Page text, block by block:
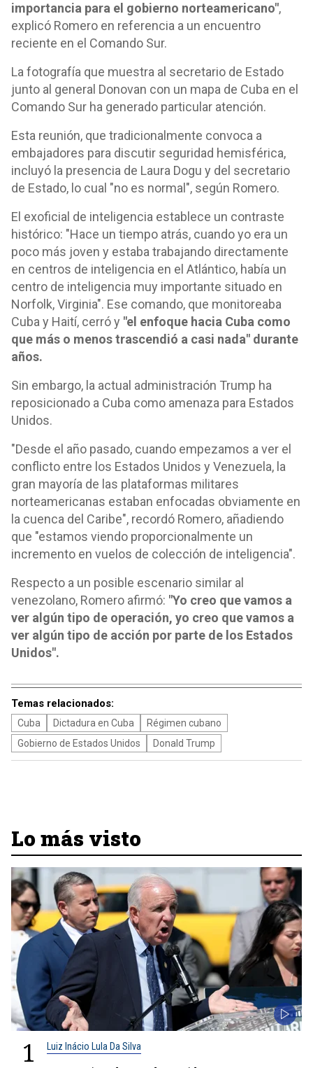
importancia para el gobierno norteamericano",
explicó Romero en referencia a un encuentro
reciente en el Comando Sur.
La fotografía que muestra al secretario de Estado
junto al general Donovan con un mapa de Cuba en el
Comando Sur ha generado particular atención.
Esta reunión, que tradicionalmente convoca a
embajadores para discutir seguridad hemisférica,
incluyó la presencia de Laura Dogu y del secretario
de Estado, lo cual "no es normal", según Romero.
El exoficial de inteligencia establece un contraste
histórico: "Hace un tiempo atrás, cuando yo era un
poco más joven y estaba trabajando directamente
en centros de inteligencia en el Atlántico, había un
centro de inteligencia muy importante situado en
Norfolk, Virginia". Ese comando, que monitoreaba
Cuba y Haití, cerró y "el enfoque hacia Cuba como
que más o menos trascendió a casi nada" durante
años.
Sin embargo, la actual administración Trump ha
reposicionado a Cuba como amenaza para Estados
Unidos.
"Desde el año pasado, cuando empezamos a ver el
conflicto entre los Estados Unidos y Venezuela, la
gran mayoría de las plataformas militares
norteamericanas estaban enfocadas obviamente en
la cuenca del Caribe", recordó Romero, añadiendo
que "estamos viendo proporcionalmente un
incremento en vuelos de colección de inteligencia".
Respecto a un posible escenario similar al
venezolano, Romero afirmó: "Yo creo que vamos a
ver algún tipo de operación, yo creo que vamos a
ver algún tipo de acción por parte de los Estados
Unidos".
Temas relacionados:
Cuba Dictadura en Cuba
Régimen cubano
Gobierno de Estados Unidos
Donald Trump
Lo más visto
1 Luiz Inácio Lula Da Silva